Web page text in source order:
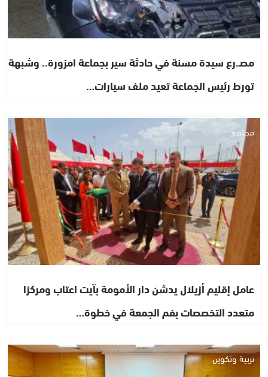
مصـ.رع سيدة مسنة في حادثة سير بجماعة امزورة.. وشبهة
تورط رئيس الجماعة تعيد ملف سيارات…
مجتمع
عامل إقليم أزيلال يدشن دار الأمومة بآيت اعتاب ومركزا
متعدد التخصصات بفم الجمعة في خطوة…
تربية وتكوين